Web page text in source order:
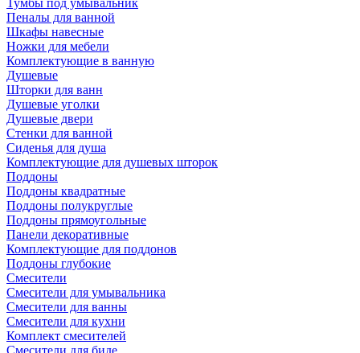
Тумбы под умывальник
Пеналы для ванной
Шкафы навесные
Ножки для мебели
Комплектующие в ванную
Душевые
Шторки для ванн
Душевые уголки
Душевые двери
Стенки для ванной
Сиденья для душа
Комплектующие для душевых шторок
Поддоны
Поддоны квадратные
Поддоны полукруглые
Поддоны прямоугольные
Панели декоративные
Комплектующие для поддонов
Поддоны глубокие
Смесители
Смесители для умывальника
Смесители для ванны
Смесители для кухни
Комплект смесителей
Смесители для биде